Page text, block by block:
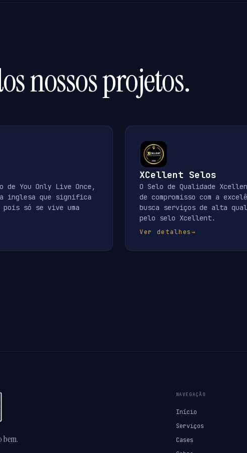
nossos projetos.
de You Only Live Once,
inglesa que significa
só se vive uma
XCellent Selos
O Selo de Qualidade
de compromisso com a
busca serviços de alta
pelo selo Xcellent.
Ver detalhes→
bem.
NAVEGAÇÃO
Início
Serviços
Cases